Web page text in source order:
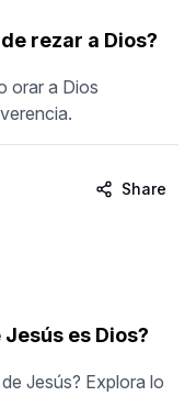
rezar a Dios?
orar a Dios
Share
es Dios?
Jesús? Explora lo